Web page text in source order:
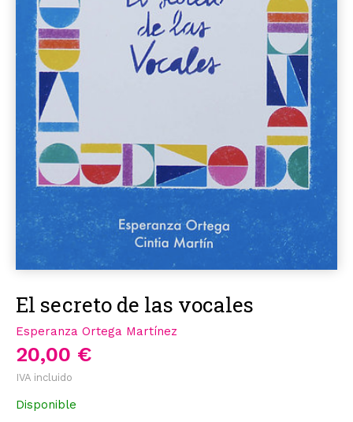
El secreto de las vocales
Esperanza Ortega Martínez
20,00 €
IVA incluido
Disponible